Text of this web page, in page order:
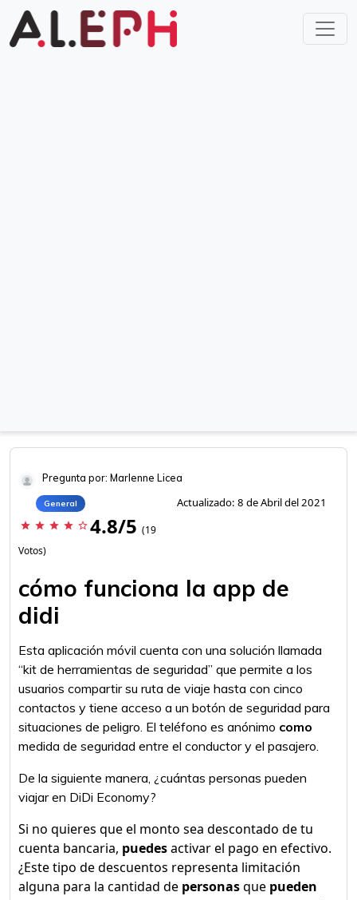
Pregunta por: Marlenne Licea
General Actualizado: 8 de Abril del 2021
star star star star star_border 4.8/5 (19
Votos)
cómo funciona la app de
didi
Esta aplicación móvil cuenta con una solución llamada
“kit de herramientas de seguridad” que permite a los
usuarios compartir su ruta de viaje hasta con cinco
contactos y tiene acceso a un botón de seguridad para
situaciones de peligro. El teléfono es anónimo como
medida de seguridad entre el conductor y el pasajero.
De la siguiente manera, ¿cuántas personas pueden
viajar en DiDi Economy?
Si no quieres que el monto sea descontado de tu
cuenta bancaria, puedesactivar el pago en efectivo.
¿Este tipo de descuentos representa limitación
alguna para la cantidad de personasque pueden